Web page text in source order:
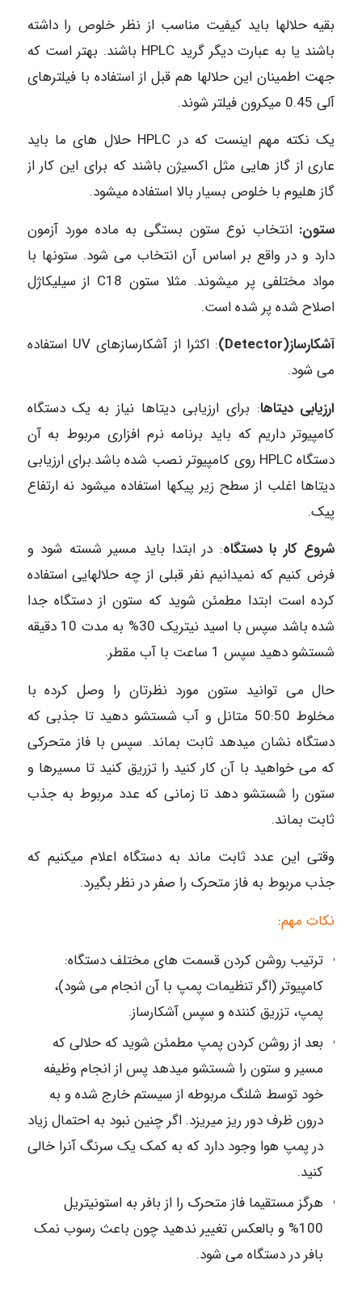
بقیه حلالها باید کیفیت مناسب از نظر خلوص را داشته
باشند یا به عبارت دیگر گرید HPLC‌ باشند. بهتر است که
جهت اطمینان این حلالها هم قبل از استفاده با فیلترهای
آلی 0.45 میکرون فیلتر شوند.
یک نکته مهم اینست که در HPLC حلال های ما باید
عاری از گاز هایی مثل اکسیژن باشند که برای این کار از
گاز هلیوم با خلوص بسیار بالا استفاده میشود.
ستون:انتخاب نوع ستون بستگی به ماده مورد آزمون
دارد و در واقع بر اساس آن انتخاب می شود. ستونها با
مواد مختلفی پر میشوند. مثلا ستون C18 از سیلیکاژل
اصلاح شده پر شده است.
آشکارساز(Detector)
: اکثرا از آشکارسازهای UV استفاده
می شود.
ارزیابی دیتاها: برای ارزیابی دیتاها نیاز به یک دستگاه
کامپیوتر داریم که باید برنامه نرم افزاری مربوط به آن
دستگاه HPLC روی کامپیوتر نصب شده باشد.برای ارزیابی
دیتاها اغلب از سطح زیر پیکها استفاده میشود نه ارتفاع
پیک.
شروع کار با دستگاه: در ابتدا باید مسیر شسته شود و
فرض کنیم که نمیدانیم نفر قبلی از چه حلالهایی استفاده
کرده است ابتدا مطمئن شوید که ستون از دستگاه جدا
شده باشد سپس با اسید نیتریک 30% به مدت 10 دقیقه
شستشو دهید سپس 1 ساعت با آب مقطر.
حال می توانید ستون مورد نظرتان را وصل کرده با
مخلوط 50:50 متانل و آب شستشو دهید تا جذبی که
دستگاه نشان میدهد ثابت بماند. سپس با فاز متحرکی
که می خواهید با آن کار کنید را تزریق کنید تا مسیرها و
ستون را شستشو دهد تا زمانی که عدد مربوط به جذب
ثابت بماند.
وقتی این عدد ثابت ماند به دستگاه اعلام میکنیم که
جذب مربوط به فاز متحرک را صفر در نظر بگیرد.
نکات مهم:
ترتیب روشن کردن قسمت های مختلف دستگاه:
کامپیوتر (اگر تنظیمات پمپ با آن انجام می شود)،
پمپ، تزریق کننده و سپس آشکارساز.
بعد از روشن کردن پمپ مطمئن شوید که حلالی که
مسیر و ستون را شستشو میدهد پس از انجام وظیفه
خود توسط شلنگ مربوطه از سیستم خارج شده و به
درون ظرف دور ریز میریزد. اگر چنین نبود به احتمال زیاد
در پمپ هوا وجود دارد که به کمک یک سرنگ آنرا خالی
کنید.
هرگز مستقیما فاز متحرک را از بافر به استونیتریل
100% و بالعکس تغییر ندهید چون باعث رسوب نمک
بافر در دستگاه می شود.